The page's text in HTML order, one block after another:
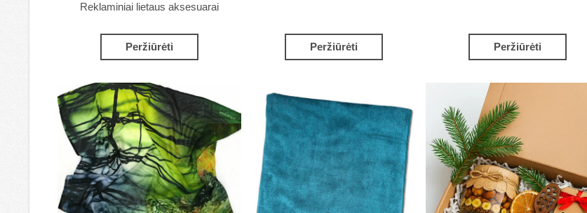
Reklaminiai lietaus aksesuarai
Peržiūrėti Peržiūrėti Peržiūrėti